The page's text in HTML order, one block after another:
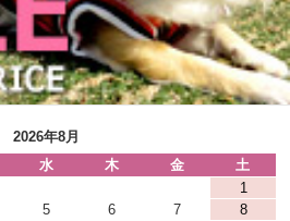
2026年8月
水 木 金
土
1
5 6 7
8